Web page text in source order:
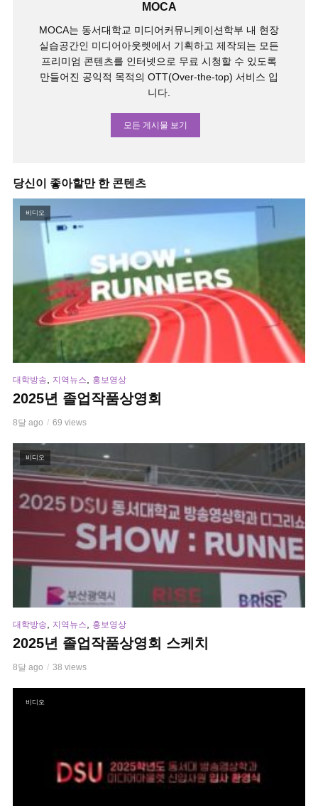
MOCA
MOCA는 동서대학교 미디어커뮤니케이션학부 내 현장
실습공간인 미디어아웃렛에서 기획하고 제작되는 모든
프리미엄 콘텐츠를 인터넷으로 무료 시청할 수 있도록
만들어진 공익적 목적의 OTT(Over-the-top) 서비스 입
니다.
모든 게시물 보기
당신이 좋아할만 한 콘텐츠
비디오
대학방송 지역뉴스 홍보영상
2025년 졸업작품상영회
8달 ago 69 views
비디오
대학방송 지역뉴스 홍보영상
2025년 졸업작품상영회 스케치
8달 ago 38 views
비디오